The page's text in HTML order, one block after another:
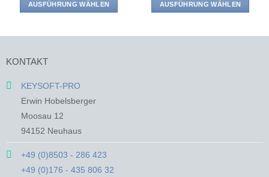
AUSFÜHRUNG WÄHLEN
auf.
Optionen
auf
der
Produktseite
gewählt
AUSFÜHRUNG WÄHLEN
der
KONTAKT
KEYSOFT-PRO
Erwin Hobelsberger
Moosau 12
94152 Neuhaus
+49 (0)8503 - 286 423
+49 (0)176 - 435 806 32